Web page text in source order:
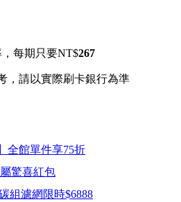
每期只要NT$267
，請以實際刷卡銀行為準
全館單件享75折
驚喜紅包
組濾網限時$6888